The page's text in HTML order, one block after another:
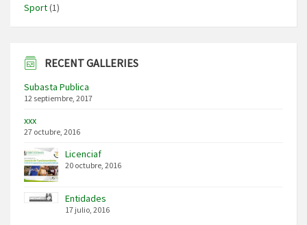
Sport(1)
RECENT GALLERIES
Subasta Publica
12 septiembre, 2017
xxx
27 octubre, 2016
Licenciaf
20 octubre, 2016
Entidades
17 julio, 2016